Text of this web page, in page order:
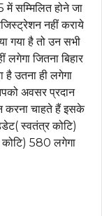
में सम्मिलित होने जा
नहीं कराये
गया है तो उन सभी
जितना बिहार
है उतना ही लगेगा
अवसर प्रदान
करना चाहते हैं इसके
स्वतंत्र कोटि)
₹580 लगेगा